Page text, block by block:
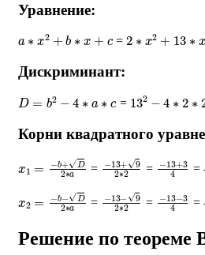
Уравнение:
2 b ∗ = 2 2 + 13 ∗
Дискриминант:
D= 2− a = 132 ∗ 2∗
Корни квадратного
b+D2∗ = −13+92 2
= −13+3 =
− D2∗ = 13 −92 = 13 −3 =
Решение по теореме